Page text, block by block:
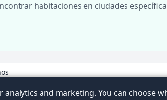
habitaciones en ciudades
and marketing. You can choose